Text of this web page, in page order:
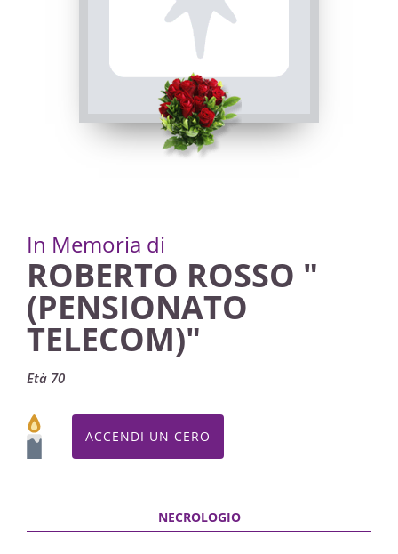
In Memoria di
ROBERTO ROSSO "
(PENSIONATO
TELECOM)"
Età 70
ACCENDI UN CERO